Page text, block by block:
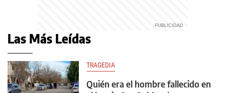
Las Más Leídas
TRAGEDIA
Quién era el hombre fallecido en